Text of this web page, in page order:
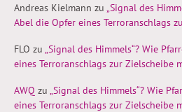
Andreas Kielmann zu „Signal des
Abel die Opfer eines Terroranschlags
FLO zu „Signal des Himmels“? Wie
eines Terroranschlags zur Zielscheibe
AWQ zu „Signal des Himmels“? Wie
eines Terroranschlags zur Zielscheibe